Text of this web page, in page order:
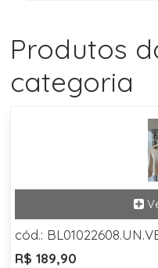
Produtos
categoria
cód.:
R$ 189,90